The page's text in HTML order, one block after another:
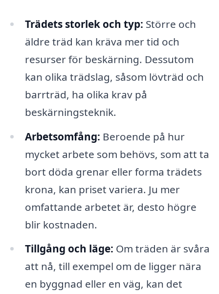
Trädets storlek och typ: Större och
äldre träd kan kräva mer tid och
resurser för beskärning. Dessutom
kan olika trädslag, såsom lövträd och
barrträd, ha olika krav på
beskärningsteknik.
Arbetsomfång: Beroende på hur
mycket arbete som behövs, som att ta
bort döda grenar eller forma trädets
krona, kan priset variera. Ju mer
omfattande arbetet är, desto högre
blir kostnaden.
Tillgång och läge: Om träden är svåra
att nå, till exempel om de ligger nära
en byggnad eller en väg, kan det